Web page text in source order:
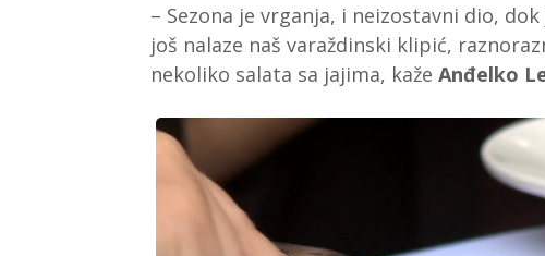
– Sezona je vrganja, i neizostavni dio,
još nalaze naš varaždinski klipić,
nekoliko salata sa jajima, kaže Anđelko